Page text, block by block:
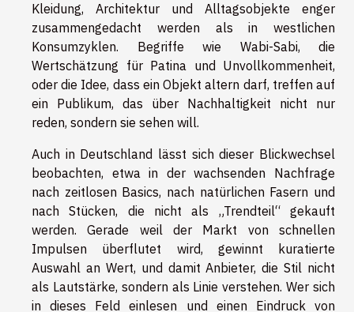
Kleidung, Architektur und Alltagsobjekte enger
zusammengedacht werden als in westlichen
Konsumzyklen. Begriffe wie Wabi-Sabi, die
Wertschätzung für Patina und Unvollkommenheit,
oder die Idee, dass ein Objekt altern darf, treffen auf
ein Publikum, das über Nachhaltigkeit nicht nur
reden, sondern sie sehen will.
Auch in Deutschland lässt sich dieser Blickwechsel
beobachten, etwa in der wachsenden Nachfrage
nach zeitlosen Basics, nach natürlichen Fasern und
nach Stücken, die nicht als „Trendteil“ gekauft
werden. Gerade weil der Markt von schnellen
Impulsen überflutet wird, gewinnt kuratierte
Auswahl an Wert, und damit Anbieter, die Stil nicht
als Lautstärke, sondern als Linie verstehen. Wer sich
in dieses Feld einlesen und einen Eindruck von